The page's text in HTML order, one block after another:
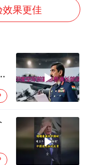
“银行午休1.5小时”留个窗口行不行
曝张一鸣下死命令：不依赖AI蒸馏技术
余承东口误将24999元电脑报成2499
州拉面要改名了
果更佳